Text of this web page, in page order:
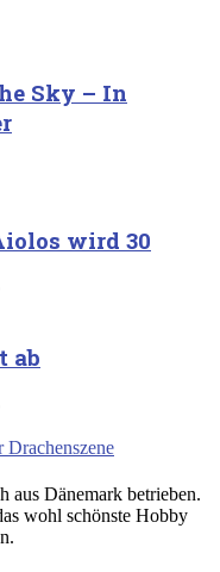
Sky – In
wird 30
ab
Dänemark betrieben.
wohl schönste Hobby